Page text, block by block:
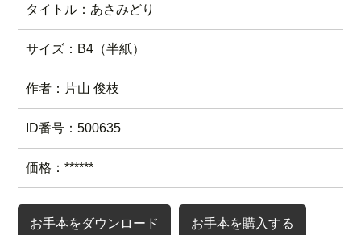
タイトル：あさみどり
サイズ：B4（半紙）
作者：片山 俊枝
ID番号：500635
価格：******
お手本をダウンロード お手本を購入する